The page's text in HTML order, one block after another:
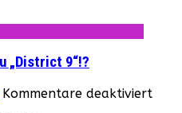
„District 9“!?
Kommentare deaktiviertfür